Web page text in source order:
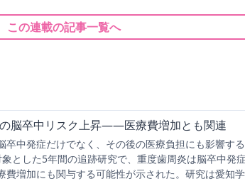
この連載の記事一覧へ
脳卒中リスク上昇――医療費増加とも関連
中発症だけでなく、その後の医療負担にも影響す
とした5年間の追跡研究で、重度歯周炎は脳卒中発
費増加にも関与する可能性が示された。研究は愛知